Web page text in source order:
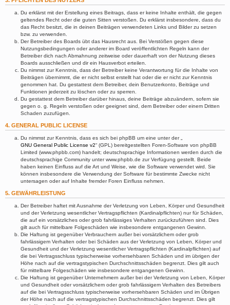
Du erklärst mit der Erstellung eines Beitrags, dass er keine Inhalte enthält, die gegen
geltendes Recht oder die guten Sitten verstoßen. Du erklärst insbesondere, dass du
das Recht besitzt, die in deinen Beiträgen verwendeten Links und Bilder zu setzen
bzw. zu verwenden.
Der Betreiber des Boards übt das Hausrecht aus. Bei Verstößen gegen diese
Nutzungsbedingungen oder anderer im Board veröffentlichten Regeln kann der
Betreiber dich nach Abmahnung zeitweise oder dauerhaft von der Nutzung dieses
Boards ausschließen und dir ein Hausverbot erteilen.
Du nimmst zur Kenntnis, dass der Betreiber keine Verantwortung für die Inhalte von
Beiträgen übernimmt, die er nicht selbst erstellt hat oder die er nicht zur Kenntnis
genommen hat. Du gestattest dem Betreiber, dein Benutzerkonto, Beiträge und
Funktionen jederzeit zu löschen oder zu sperren.
Du gestattest dem Betreiber darüber hinaus, deine Beiträge abzuändern, sofern sie
gegen o. g. Regeln verstoßen oder geeignet sind, dem Betreiber oder einem Dritten
Schaden zuzufügen.
4. GENERAL PUBLIC LICENSE
Du nimmst zur Kenntnis, dass es sich bei phpBB um eine unter der „
GNU General Public License v2“ (GPL) bereitgestellten Foren-Software von phpBB
Limited (www.phpbb.com) handelt; deutschsprachige Informationen werden durch die
deutschsprachige Community unter www.phpbb.de zur Verfügung gestellt. Beide
haben keinen Einfluss auf die Art und Weise, wie die Software verwendet wird. Sie
können insbesondere die Verwendung der Software für bestimmte Zwecke nicht
untersagen oder auf Inhalte fremder Foren Einfluss nehmen.
5. GEWÄHRLEISTUNG
Der Betreiber haftet mit Ausnahme der Verletzung von Leben, Körper und Gesundheit
und der Verletzung wesentlicher Vertragspflichten (Kardinalpflichten) nur für Schäden,
die auf ein vorsätzliches oder grob fahrlässiges Verhalten zurückzuführen sind. Dies
gilt auch für mittelbare Folgeschäden wie insbesondere entgangenen Gewinn.
Die Haftung ist gegenüber Verbrauchern außer bei vorsätzlichem oder grob
fahrlässigem Verhalten oder bei Schäden aus der Verletzung von Leben, Körper und
Gesundheit und der Verletzung wesentlicher Vertragspflichten (Kardinalpflichten) auf
die bei Vertragsschluss typischerweise vorhersehbaren Schäden und im übrigen der
Höhe nach auf die vertragstypischen Durchschnittsschäden begrenzt. Dies gilt auch
für mittelbare Folgeschäden wie insbesondere entgangenen Gewinn.
Die Haftung ist gegenüber Unternehmern außer bei der Verletzung von Leben, Körper
und Gesundheit oder vorsätzlichem oder grob fahrlässigem Verhalten des Betreibers
auf die bei Vertragsschluss typischerweise vorhersehbaren Schäden und im Übrigen
der Höhe nach auf die vertragstypischen Durchschnittsschäden begrenzt. Dies gilt